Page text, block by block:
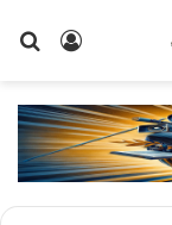
تسجيل